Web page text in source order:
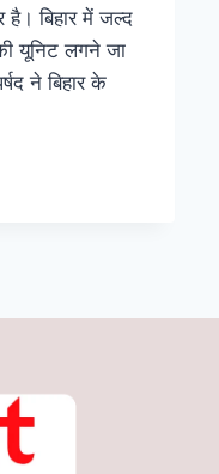
है। बिहार में जल्द
यूनिट लगने जा
ने बिहार के